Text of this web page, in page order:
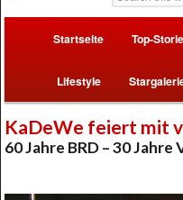
Startseite Top-
Lifestyle
KaDeWe feiert mit
60 Jahre BRD – 30 Jahre